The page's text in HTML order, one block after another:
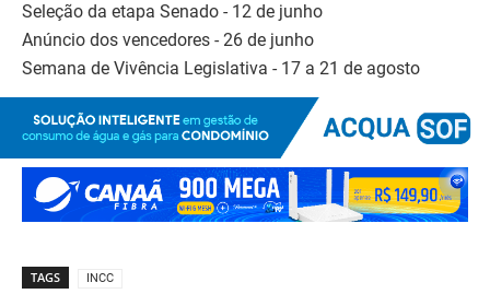
Seleção da etapa Senado - 12 de junho
Anúncio dos vencedores - 26 de junho
Semana de Vivência Legislativa - 17 a 21 de agosto
TAGS INCC